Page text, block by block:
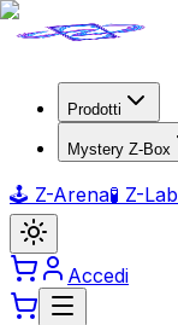
Prodotti
Mystery Z-Box
🕹️ Z-Arena🧪 Z-Lab
Accedi